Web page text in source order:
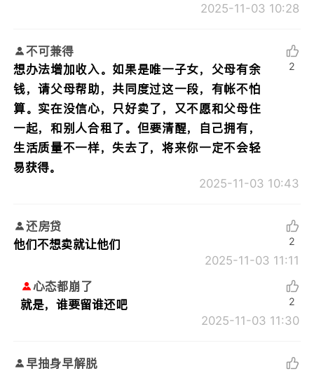
2025-11-03 10:28
不可兼得
想办法增加收入。如果是唯一子女，父母有余
钱，请父母帮助，共同度过这一段，有帐不怕
算。实在没信心，只好卖了，又不愿和父母住
一起，和别人合租了。但要清醒，自己拥有，
生活质量不一样，失去了，将来你一定不会轻
易获得。
2025-11-03 10:43
2
还房贷
他们不想卖就让他们
2025-11-03 11:11
2
心态都崩了
就是，谁要留谁还吧
2025-11-03 11:30
2
早抽身早解脱